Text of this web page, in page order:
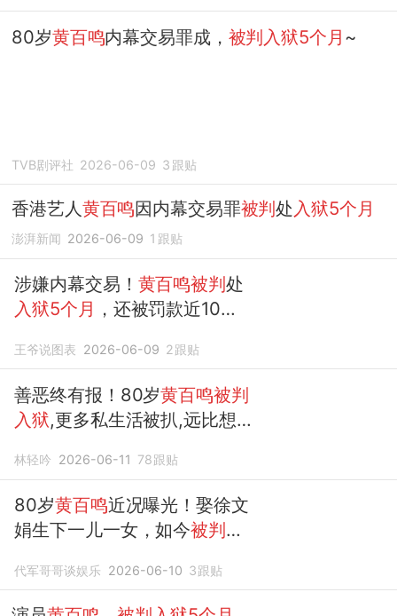
80岁黄百鸣内幕交易罪成， 被判入狱5个月 ~
TVB剧评社 2026-06-09 3 跟贴
香港艺人黄百鸣因内幕交易罪被判处 入狱5个月
澎湃新闻 2026-06-09 1 跟贴
涉嫌内幕交易！ 黄百鸣被判处
入狱5个月 ，还被罚款近10万
王爷说图表 2026-06-09 2跟贴
善恶终有报！80岁黄百鸣被判
入狱,更多私生活被扒,远比想
林轻吟 2026-06-11 78跟贴
80岁黄百鸣近况曝光！娶徐文
娟生下一儿一女，如今被判入
代军哥哥谈娱乐 2026-06-10 3跟贴